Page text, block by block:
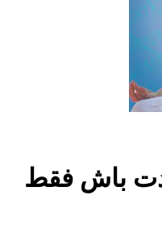
باش فقط